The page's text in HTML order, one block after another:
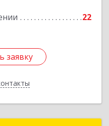
22
заявку
Подробнее
заявку